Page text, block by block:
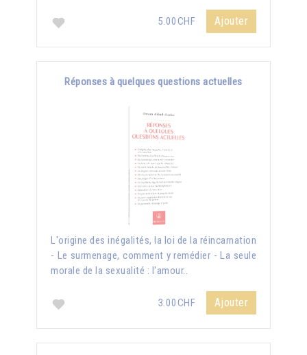
5.00CHF Ajouter
Réponses à quelques questions actuelles
L'origine des inégalités, la loi de la réincarnation
- Le surmenage, comment y remédier - La seule
morale de la sexualité : l'amour..
3.00CHF Ajouter